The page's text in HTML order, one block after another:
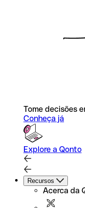
Tome decisões
Conheça já
Explore a Qonto
Recursos
Acerca da